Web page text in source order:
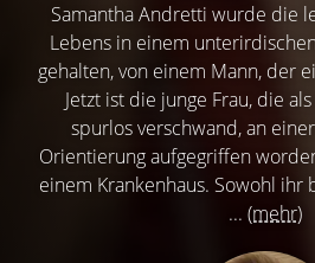
Samantha Andretti wurde die
Lebens in einem
gehalten, von einem Mann, der
Jetzt ist die junge Frau, die
spurlos verschwand, an
Orientierung aufgegriffen
einem Krankenhaus. Sowohl
... (mehr)